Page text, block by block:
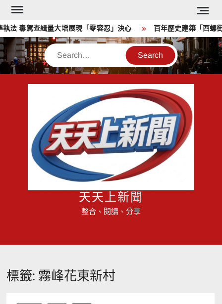
Skip
content
法 毒駕查緝量大增展現「零容忍」決心 百年歷史建築「西螺
Search
天天上新聞
整合、閱讀、分享
標籤: 霧峰花東新村